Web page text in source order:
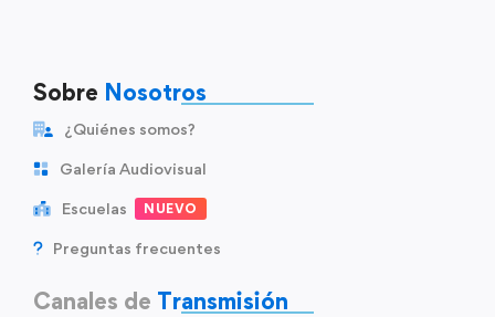
Sobre Nosotros
¿Quiénes somos?
Galería Audiovisual
Escuelas NUEVO
Preguntas frecuentes
Canales de Transmisión